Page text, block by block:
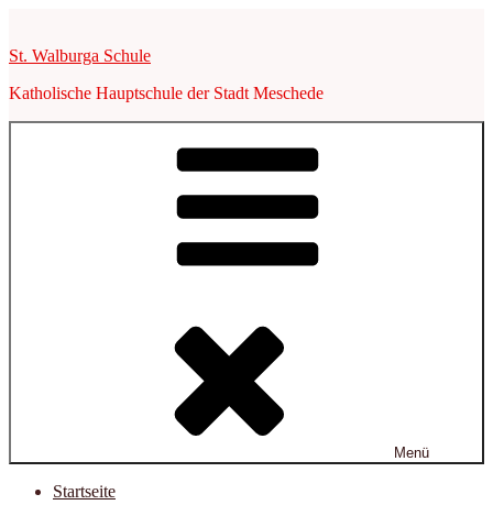
springen
St. Walburga Schule
Katholische Hauptschule der Stadt Meschede
Menü
Startseite